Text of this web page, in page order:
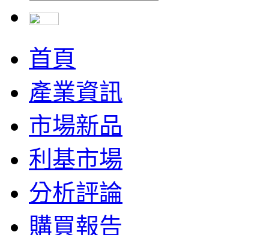
首頁
產業資訊
市場新品
利基市場
分析評論
購買報告